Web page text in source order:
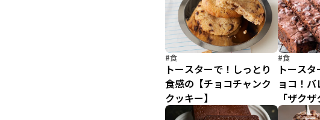
#食
トースターで！しっとり
食感の【チョコチャンク
クッキー】
#食
トース
ョコ！
「ザク